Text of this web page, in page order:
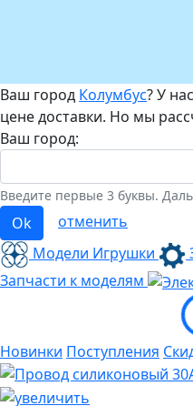
Ваш город Колумбус? У
цене доставки. Но мы
Ваш город:
Введите первые 3 буквы.
Ok
отменить
Модели Игрушки
Запчасти к моделям
Новинки Поступления